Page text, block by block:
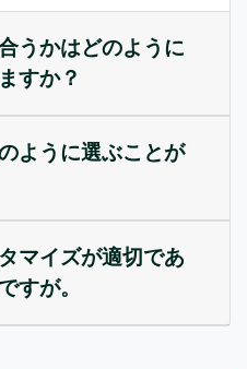
うかはどのように
すか？
ように選ぶことが
マイズが適切であ
すが。